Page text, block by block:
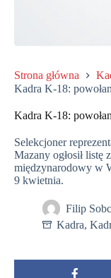
Strona główna
Kadra K-18:
Kadra K-18:
Selekcjoner
Mazany ogłosił listę
międzynarodowy w
9 kwietnia.
Filip
Kadra,